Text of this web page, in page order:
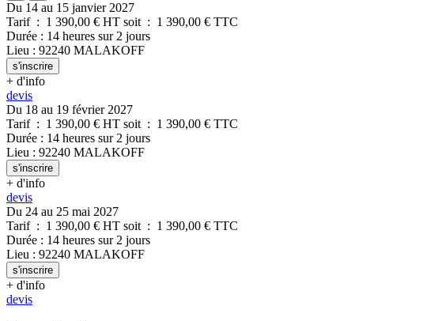
Du 14 au 15 janvier 2027
Tarif : 1 390,00 € HT soit : 1 390,00 € TTC
Durée : 14 heures sur 2 jours
Lieu : 92240 MALAKOFF
s'inscrire
+ d'info
devis
Du 18 au 19 février 2027
Tarif : 1 390,00 € HT soit : 1 390,00 € TTC
Durée : 14 heures sur 2 jours
Lieu : 92240 MALAKOFF
s'inscrire
+ d'info
devis
Du 24 au 25 mai 2027
Tarif : 1 390,00 € HT soit : 1 390,00 € TTC
Durée : 14 heures sur 2 jours
Lieu : 92240 MALAKOFF
s'inscrire
+ d'info
devis